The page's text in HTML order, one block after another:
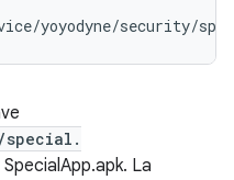
special.
La